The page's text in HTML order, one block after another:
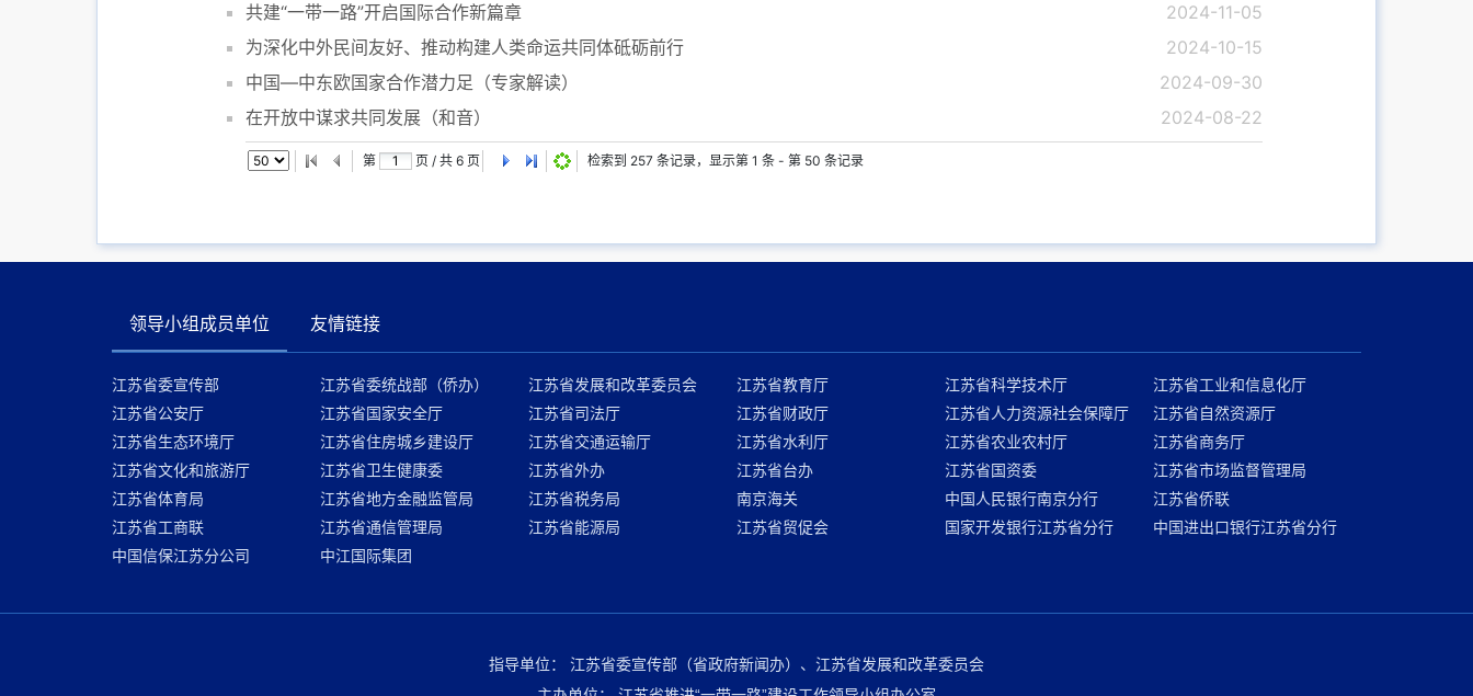
共建“一带一路”开启国际合作新篇章
2024-11-05
为深化中外民间友好、推动构建人类命运共同体砥砺前行
2024-10-15
中国—中东欧国家合作潜力足（专家解读）
2024-09-30
在开放中谋求共同发展（和音）
2024-08-22
第 页 / 共 6 页 检索到 257 条记录，显示第 1 条 - 第 50 条记录
领导小组成员单位 友情链接
江苏省委宣传部 江苏省委统战部（侨办） 江苏省发展和改革委员会 江苏省教育厅 江苏省科学技术厅
江苏省工业和信息化厅
江苏省公安厅
江苏省国家安全厅 江苏省司法厅 江苏省财政厅 江苏省人力资源社会保障厅
江苏省自然资源厅
江苏省生态环境厅
江苏省住房城乡建设厅 江苏省交通运输厅 江苏省水利厅 江苏省农业农村厅
江苏省商务厅
江苏省文化和旅游厅
江苏省卫生健康委 江苏省外办 江苏省台办 江苏省国资委
江苏省市场监督管理局
江苏省体育局
江苏省地方金融监管局 江苏省税务局 南京海关 中国人民银行南京分行
江苏省侨联
江苏省工商联
江苏省通信管理局 江苏省能源局 江苏省贸促会 国家开发银行江苏省分行
中国进出口银行江苏省分行
中国信保江苏分公司
中江国际集团
指导单位：
江苏省委宣传部（省政府新闻办）、江苏省发展和改革委员会